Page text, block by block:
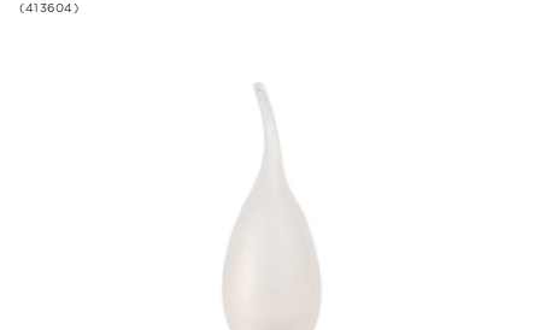
(413604)